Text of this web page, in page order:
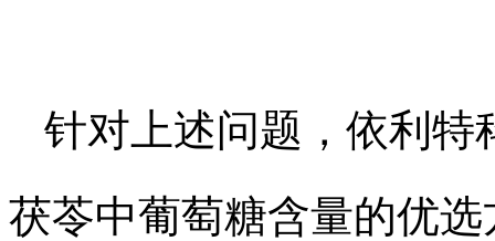
针对上述问题，依利特
茯苓中葡萄糖含量的优